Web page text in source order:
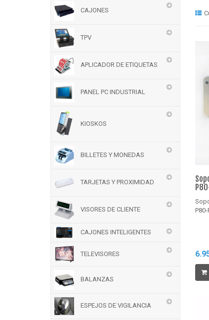
P80-
CAJONES
TPV
APLICADOR DE ETIQUETAS
PANEL PC INDUSTRIAL
KIOSKOS
BILLETES Y MONEDAS
TARJETAS Y PROXIMIDAD
VISORES DE CLIENTE
CAJONES INTELIGENTES
TELEVISORES
BALANZAS
ESPEJOS DE VIGILANCIA